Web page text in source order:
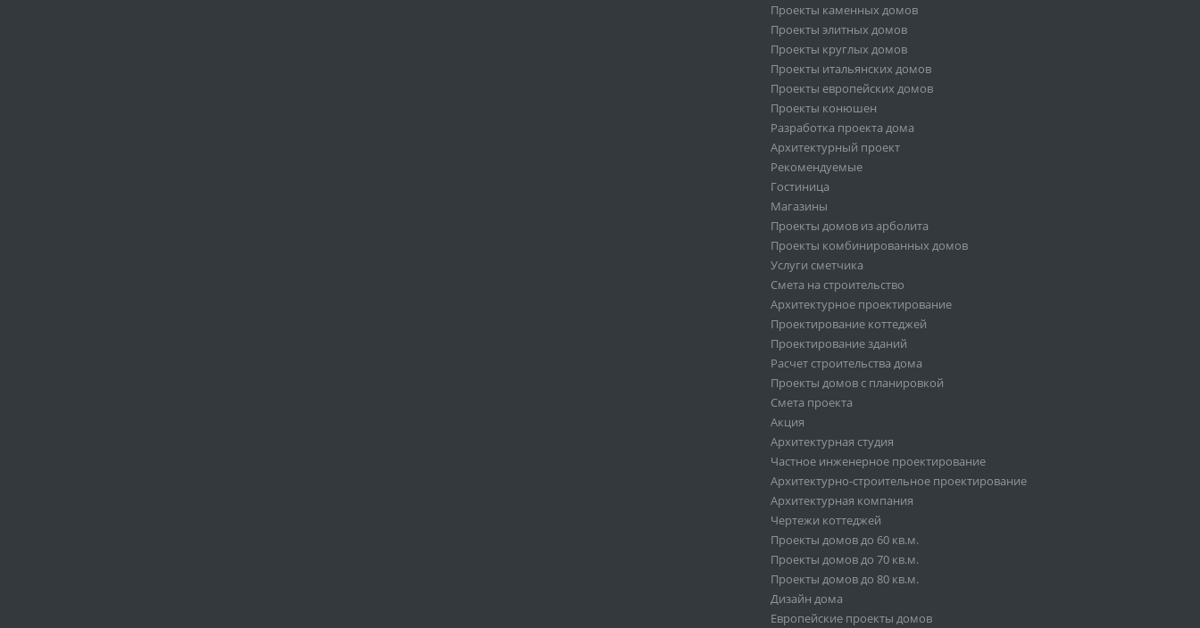
Проекты каменных домов
Проекты элитных домов
Проекты круглых домов
Проекты итальянских домов
Проекты европейских домов
Проекты конюшен
Разработка проекта дома
Архитектурный проект
Рекомендуемые
Гостиница
Магазины
Проекты домов из арболита
Проекты комбинированных домов
Услуги сметчика
Смета на строительство
Архитектурное проектирование
Проектирование коттеджей
Проектирование зданий
Расчет строительства дома
Проекты домов с планировкой
Смета проекта
Акция
Архитектурная студия
Частное инженерное проектирование
Архитектурно-строительное проектирование
Архитектурная компания
Чертежи коттеджей
Проекты домов до 60 кв.м.
Проекты домов до 70 кв.м.
Проекты домов до 80 кв.м.
Дизайн дома
Европейские проекты домов